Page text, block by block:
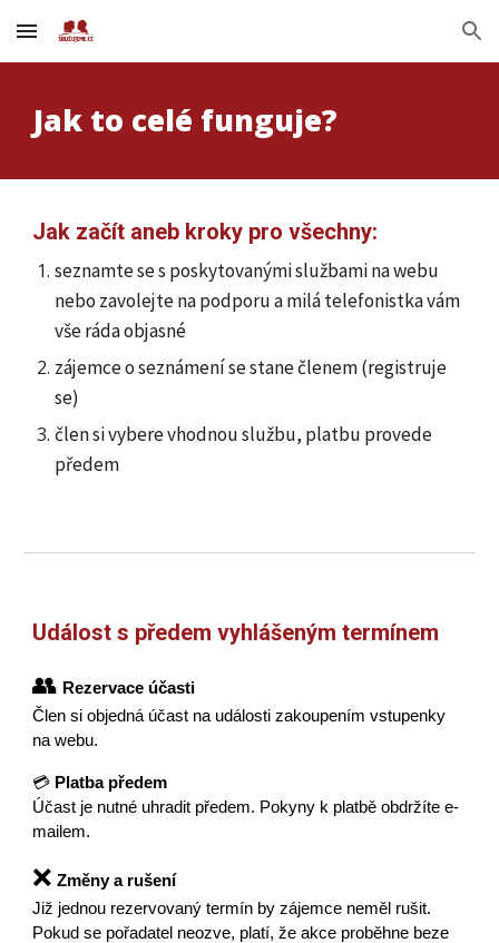
Skip to main content Skip to navigation
Jak to celé funguje?
Jak začít aneb kroky pro všechny:
seznamte se s poskytovanými službami na webu
nebo zavolejte na podporu a milá telefonistka vám
vše ráda objasné
zájemce o seznámení se stane členem (registruje
se)
člen si vybere vhodnou službu, platbu provede
předem
Událost s předem vyhlášeným termínem
👥 Rezervace účasti
Člen si objedná účast na události zakoupením vstupenky
na webu.
💳 Platba předem
Účast je nutné uhradit předem. Pokyny k platbě obdržíte e-
mailem.
❌ Změny a rušení
Již jednou rezervovaný termín by zájemce neměl rušit.
Pokud se pořadatel neozve, platí, že akce proběhne beze